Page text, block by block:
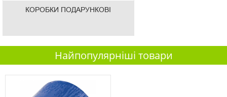
КОРОБКИ ПОДАРУНКОВІ
Найпопулярніші товари